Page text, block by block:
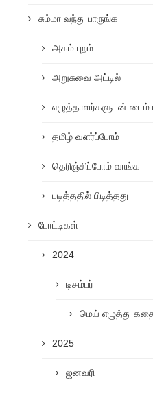
சும்மா வந்து பாருங்க
அகம் புறம்
அறுசுவை அட்டில்
எழுத்தாளர்களுடன் டைம்
தமிழ் வளர்ப்போம்
தெரிஞ்சிப்போம் வாங்க
படித்ததில் பிடித்தது
போட்டிகள்
2024
டிசம்பர்
மெய் எழுத்து
2025
ஜனவரி